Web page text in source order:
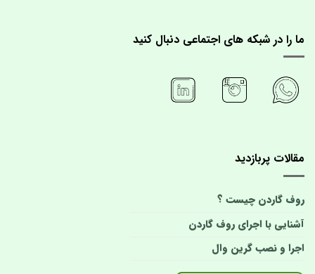
ما را در شبکه های اجتماعی دنبال کنید
مقالات پربازدید
روف گاردن چیست ؟
آشنایی با اجرای روف گاردن
اجرا و نصب گرین وال